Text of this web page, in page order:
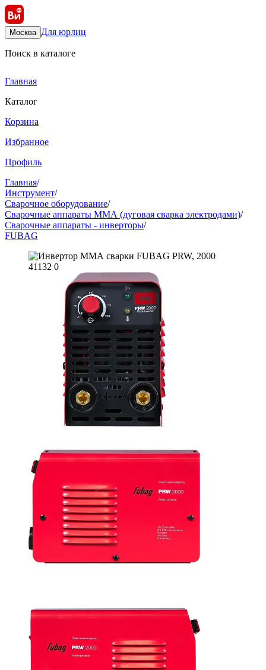
Москва Для юрлиц
Поиск в каталоге
Главная
Каталог
Корзина
Избранное
Профиль
Главная/
Инструмент/
Сварочное оборудование/
Сварочные аппараты ММА (дуговая сварка электродами)/
Сварочные аппараты - инверторы/
FUBAG